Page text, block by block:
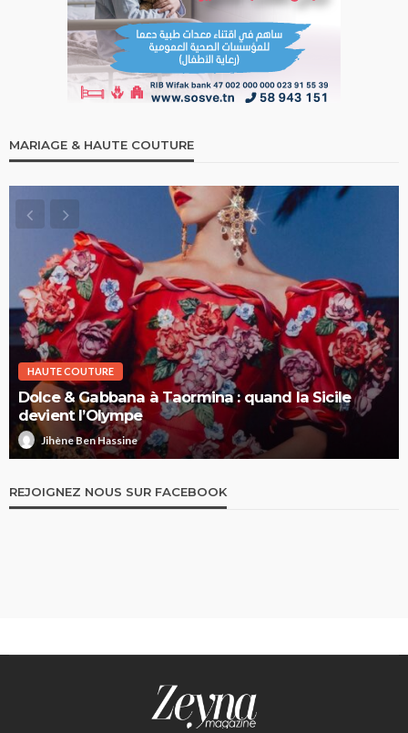
MARIAGE & HAUTE COUTURE
HAUTE COUTURE
Dolce & Gabbana à Taormina : quand la Sicile
devient l’Olympe
Jihène Ben Hassine
REJOIGNEZ NOUS SUR FACEBOOK